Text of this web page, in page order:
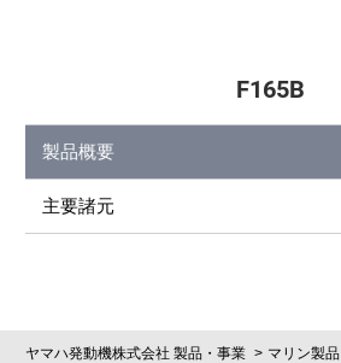
F165B
製品概要
主要諸元
ヤマハ発動機株式会社 製品・事業 マリン製品